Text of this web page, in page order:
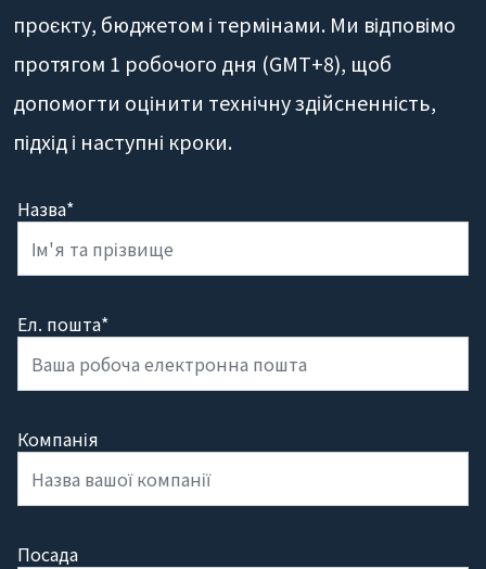
проєкту, бюджетом і термінами. Ми відповімо
протягом 1 робочого дня (GMT+8), щоб
допомогти оцінити технічну здійсненність,
підхід і наступні кроки.
Назва*
Ел. пошта*
Компанія
Посада